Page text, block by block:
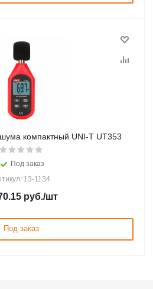
компактный UNI-T UT353
Под заказ
13-1134
руб./шт
Под заказ